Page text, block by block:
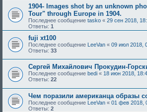
1904- Images shot by an unknown
Tour" through Europe in 1904.
Последнее сообщение tasko « 29 сен 2018,
Ответы: 1
fuji xt100
Последнее сообщение LeeVan « 09 июл 2018,
Ответы: 33
Сергей Михайлович Прокудин-
Последнее сообщение bedi « 18 июн 2018,
Ответы: 22
Чем поразили американца образы
Последнее сообщение LeeVan « 01 фев 2018,
Ответы: 2